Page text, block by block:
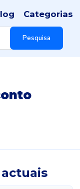
Pesquisa
Categorias